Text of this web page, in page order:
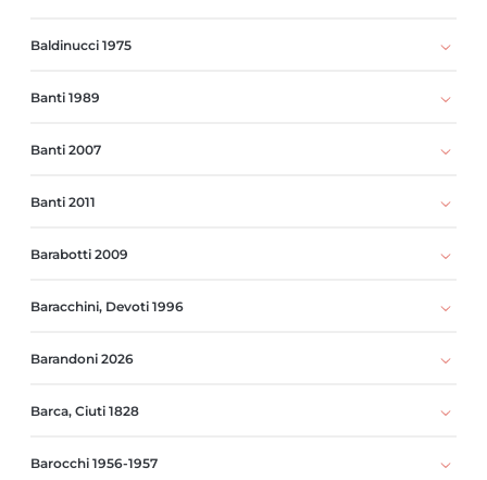
Baldinucci 1975
Banti 1989
Banti 2007
Banti 2011
Barabotti 2009
Baracchini, Devoti 1996
Barandoni 2026
Barca, Ciuti 1828
Barocchi 1956-1957